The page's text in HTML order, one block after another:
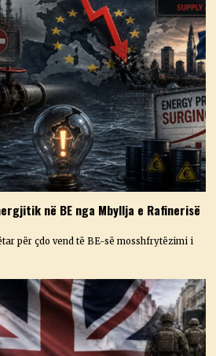
në BE nga Mbyllja e Rafinerisë
për çdo vend të BE-së mosshfrytëzimi i